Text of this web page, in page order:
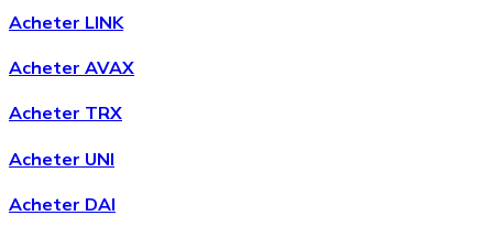
Acheter LINK
Acheter AVAX
Acheter TRX
Acheter UNI
Acheter DAI